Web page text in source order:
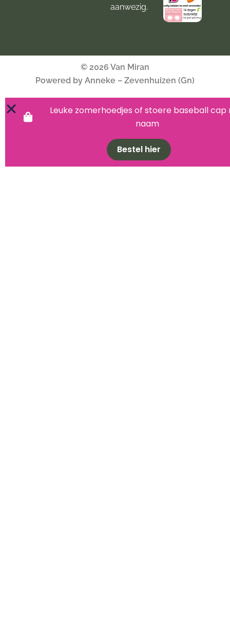
aanwezig.
© 2026 Van Miran
Powered by Anneke – Zevenhuizen (Gn)
Leuke zomerhoedjes of stoere baseball cap
naam
Bestel hier